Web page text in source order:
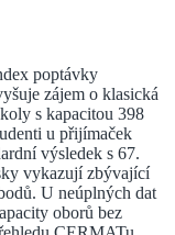
poptávky
zájem o klasická
s kapacitou 398
u přijímaček
výsledek s 67.
vykazují zbývající
U neúplných dat
oborů bez